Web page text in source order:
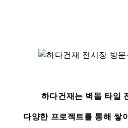
하다건재는 벽돌 타일
다양한 프로젝트를 통해 쌓